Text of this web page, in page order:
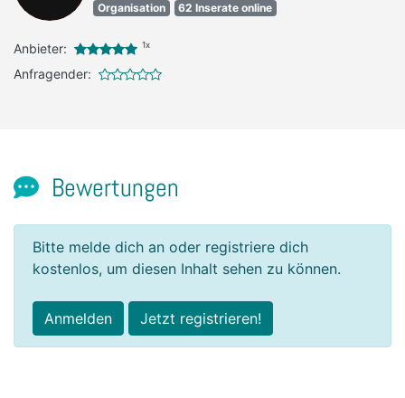
Organisation 62 Inserate online
Anbieter: 1x
Anfragender:
Bewertungen
Bitte melde dich an oder registriere dich
kostenlos, um diesen Inhalt sehen zu können.
Anmelden Jetzt registrieren!